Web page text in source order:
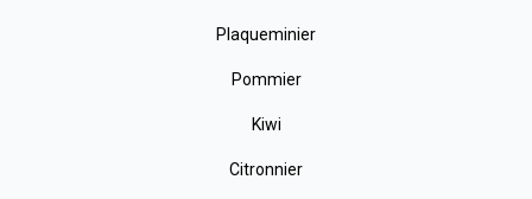
Plaqueminier
Pommier
Kiwi
Citronnier